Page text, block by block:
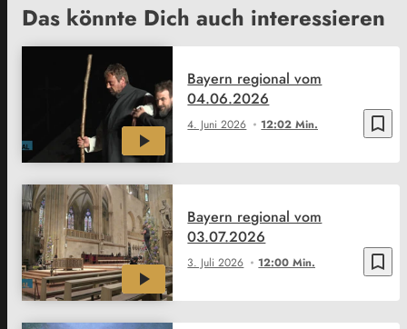
Das könnte Dich auch interessieren
bookmark_border
4. Juni 2026 12:02 Min.
Bayern regional vom
04.06.2026
bookmark_border
3. Juli 2026 12:00 Min.
Bayern regional vom
03.07.2026